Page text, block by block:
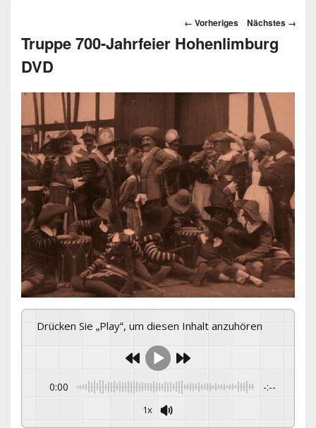
Bilder-
Navigation
← Vorheriges Nächstes →
Truppe 700-Jahrfeier Hohenlimburg
DVD
Drücken Sie „Play“, um diesen Inhalt anzuhören
0:00 -:--
1x